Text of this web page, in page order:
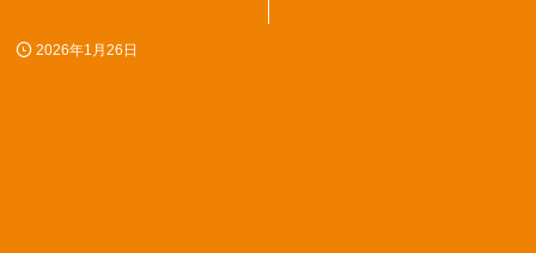
2026年1月26日